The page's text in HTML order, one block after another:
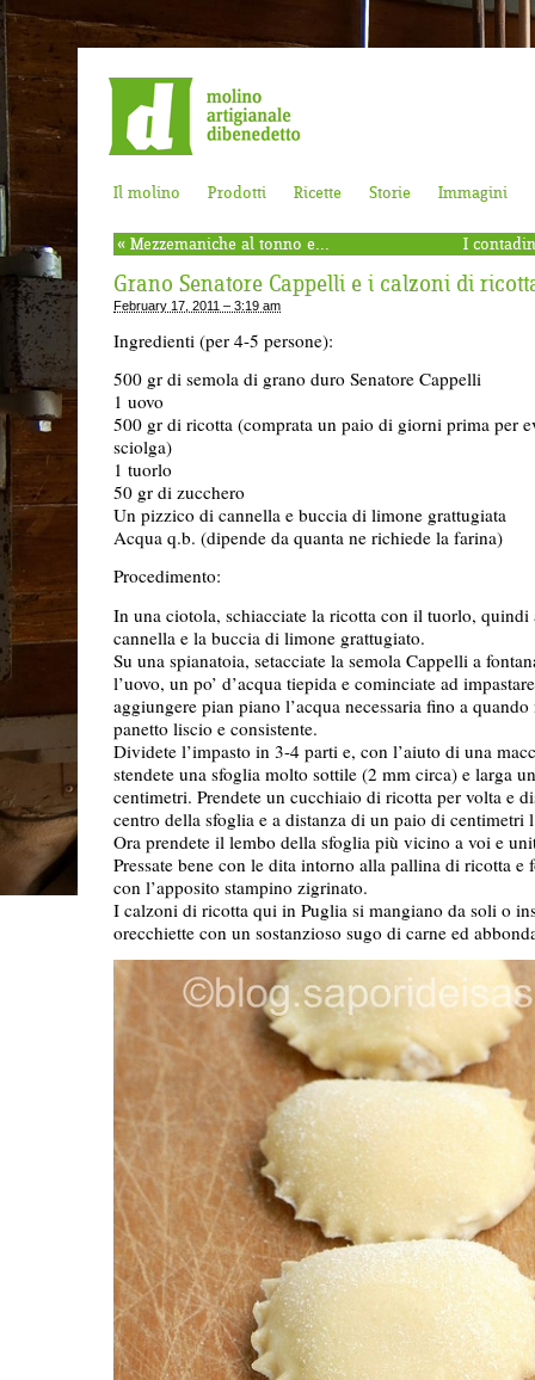
Il molino Prodotti Ricette Storie Immagini
« Mezzemaniche al tonno e... I
Grano Senatore Cappelli e i calzoni di
February 17, 2011 – 3:19 am
Ingredienti (per 4-5 persone):
500 gr di semola di grano duro Senatore Cappelli
1 uovo
500 gr di ricotta (comprata un paio di giorni prima per
sciolga)
1 tuorlo
50 gr di zucchero
Un pizzico di cannella e buccia di limone grattugiata
Acqua q.b. (dipende da quanta ne richiede la farina)
Procedimento:
In una ciotola, schiacciate la ricotta con il tuorlo, quindi
cannella e la buccia di limone grattugiato.
Su una spianatoia, setacciate la semola Cappelli a
l’uovo, un po’ d’acqua tiepida e cominciate ad
aggiungere pian piano l’acqua necessaria fino a
panetto liscio e consistente.
Dividete l’impasto in 3-4 parti e, con l’aiuto di una
stendete una sfoglia molto sottile (2 mm circa) e larga
centimetri. Prendete un cucchiaio di ricotta per volta e
centro della sfoglia e a distanza di un paio di centimetri
Ora prendete il lembo della sfoglia più vicino a voi e
Pressate bene con le dita intorno alla pallina di ricotta e
con l’apposito stampino zigrinato.
I calzoni di ricotta qui in Puglia si mangiano da soli o
orecchiette con un sostanzioso sugo di carne ed